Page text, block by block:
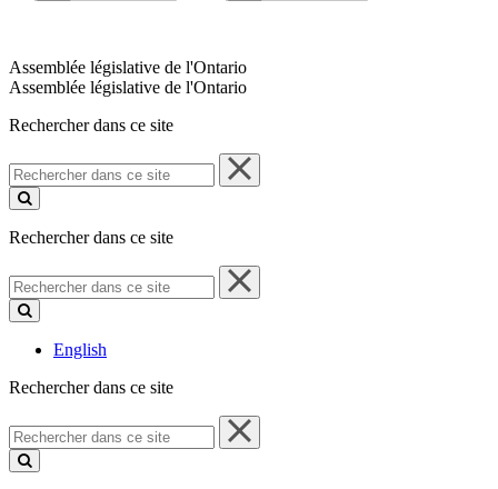
Assemblée législative de l'Ontario
Assemblée législative de l'Ontario
Rechercher dans ce site
Rechercher
dans
ce
Rechercher dans ce site
Rechercher
dans
ce
English
Rechercher dans ce site
Rechercher
dans
ce